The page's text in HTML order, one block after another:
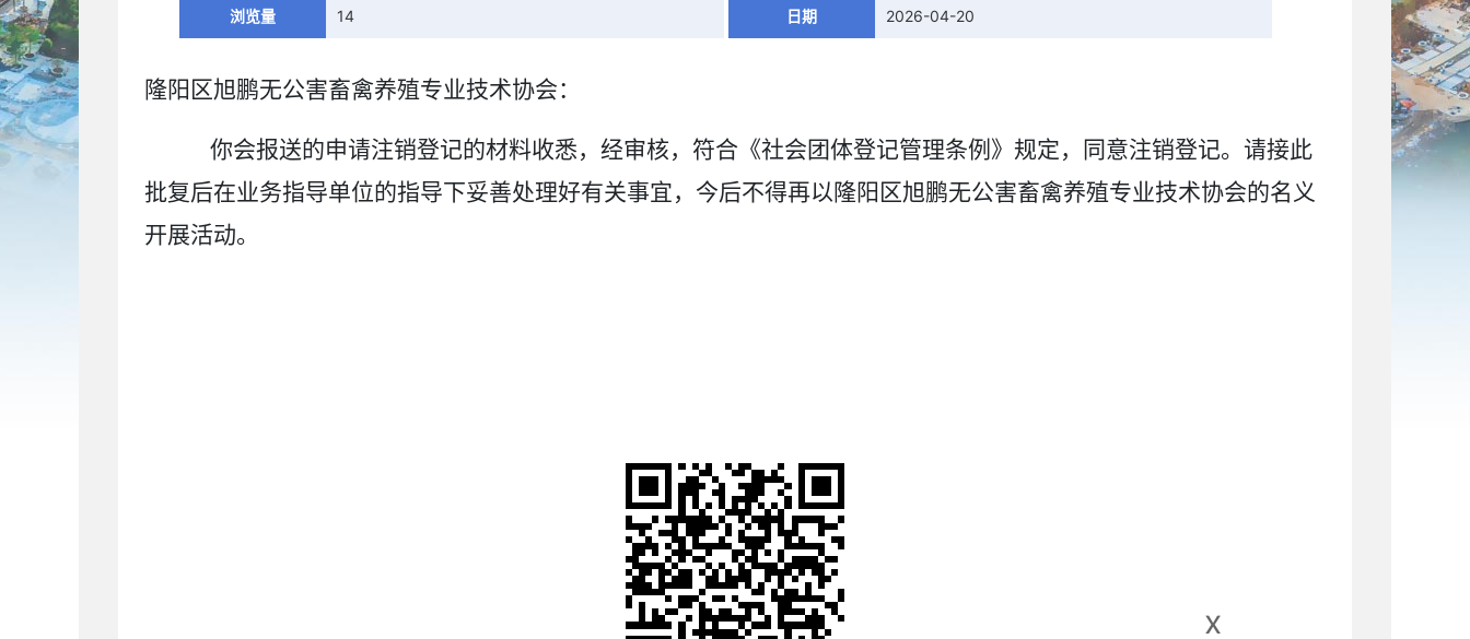
x
浏览量 14 日期 2026-04-20
隆阳区旭鹏无公害畜禽养殖专业技术协会：
你会报送的申请注销登记的材料收悉，经审核，符合《社会团体登记管理条例》规定，同意注销登记。请接此
批复后在业务指导单位的指导下妥善处理好有关事宜，今后不得再以隆阳区旭鹏无公害畜禽养殖专业技术协会的名义
开展活动。